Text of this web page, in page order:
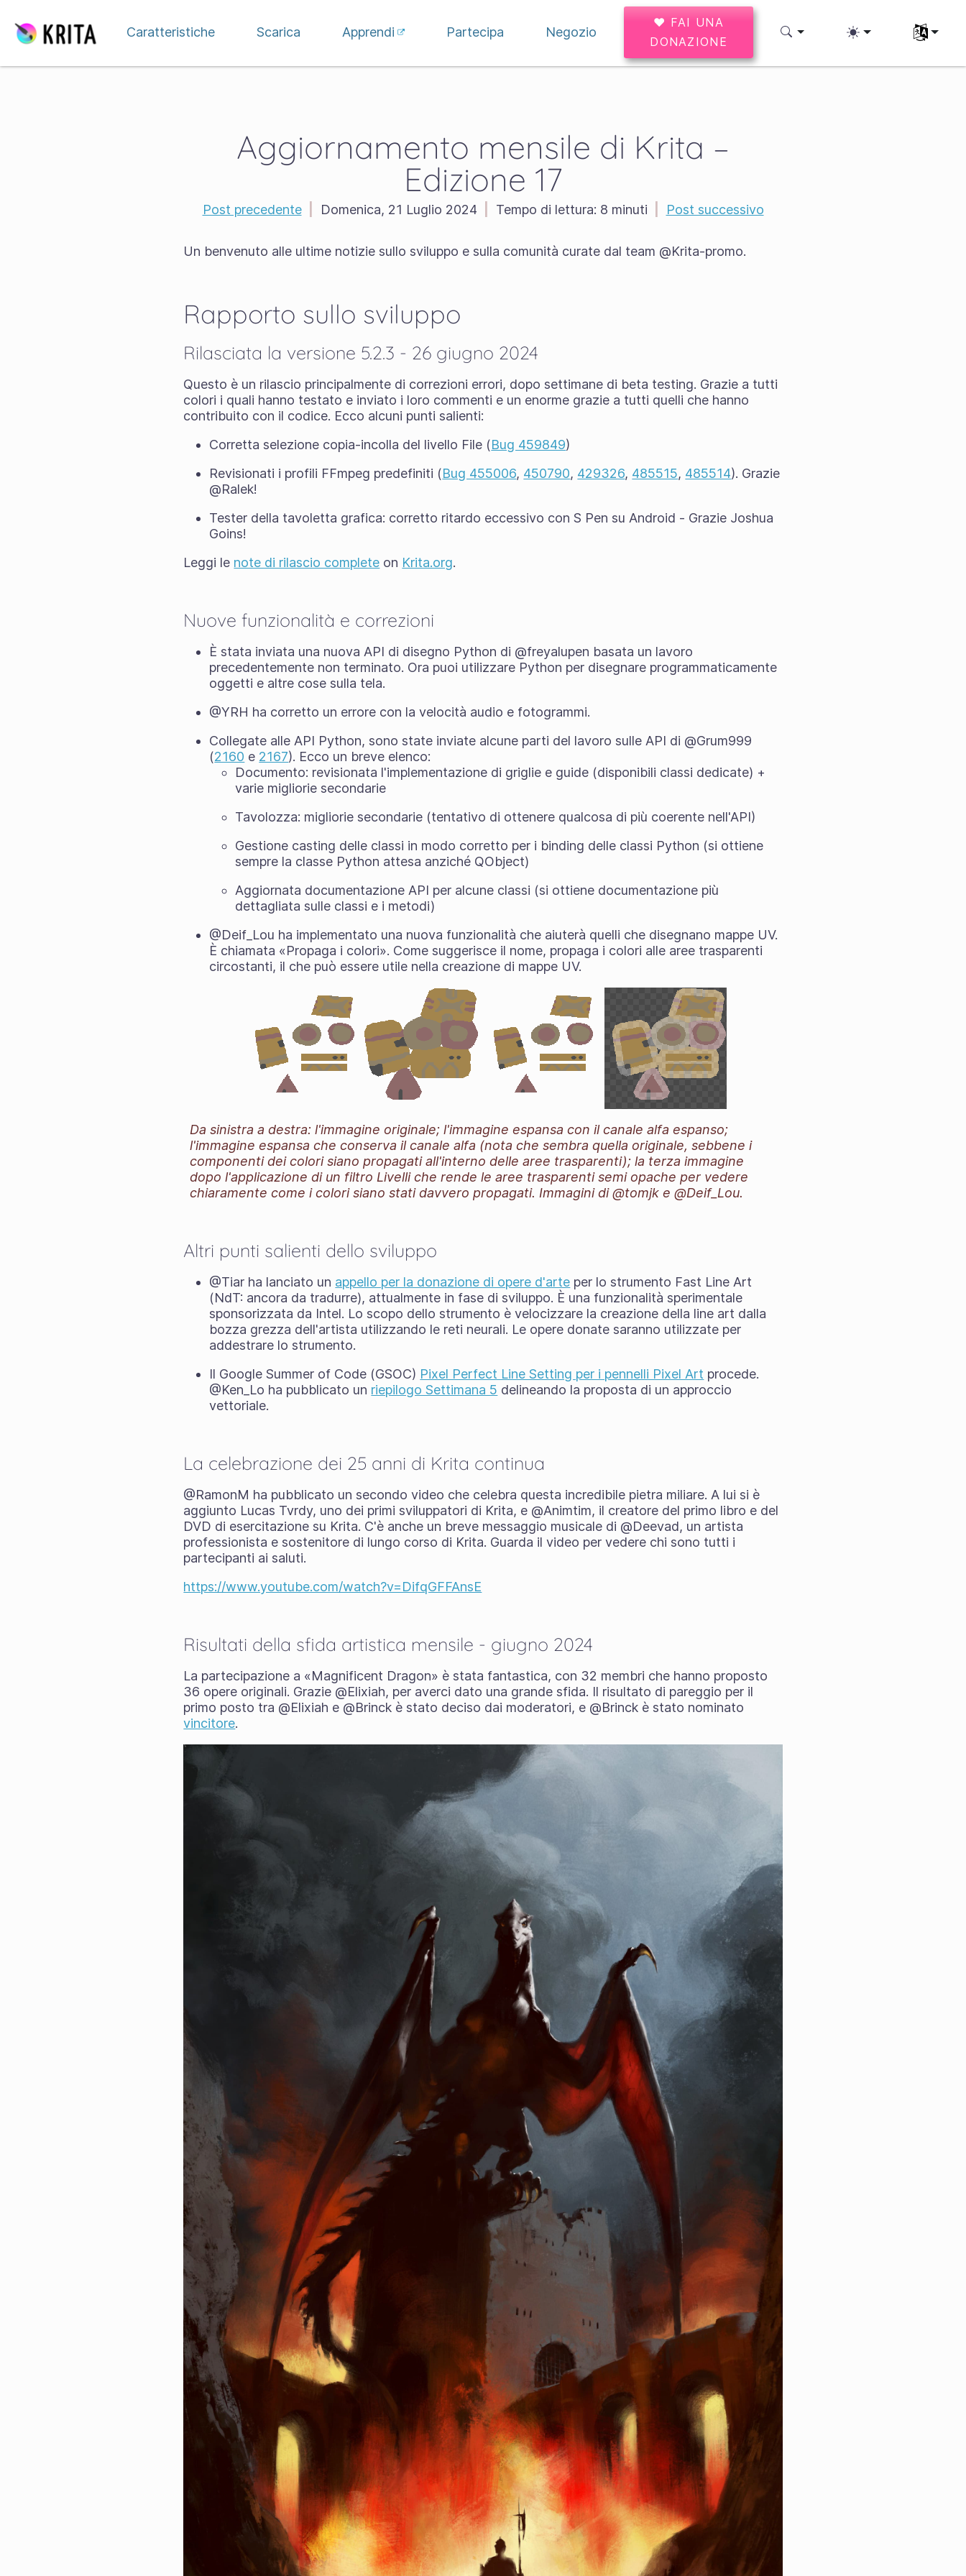
Caratteristiche
Scarica Apprendi Partecipa Negozio
♥ FAI UNA
DONAZIONE
Seleziona
Aggiornamento mensile di Krita –
Edizione 17
Post precedente Domenica, 21 Luglio 2024 Tempo di lettura: 8 minuti Post successivo
Un benvenuto alle ultime notizie sullo sviluppo e sulla comunità curate dal team @Krita-promo.
Rapporto sullo sviluppo
Rilasciata la versione 5.2.3 - 26 giugno 2024
Questo è un rilascio principalmente di correzioni errori, dopo settimane di beta testing. Grazie a tutti
colori i quali hanno testato e inviato i loro commenti e un enorme grazie a tutti quelli che hanno
contribuito con il codice. Ecco alcuni punti salienti:
Corretta selezione copia-incolla del livello File (Bug 459849)
Revisionati i profili FFmpeg predefiniti (Bug 455006, 450790, 429326, 485515, 485514). Grazie
@Ralek!
Tester della tavoletta grafica: corretto ritardo eccessivo con S Pen su Android - Grazie Joshua
Goins!
Leggi le note di rilascio complete on Krita.org.
Nuove funzionalità e correzioni
È stata inviata una nuova API di disegno Python di @freyalupen basata un lavoro
precedentemente non terminato. Ora puoi utilizzare Python per disegnare programmaticamente
oggetti e altre cose sulla tela.
@YRH ha corretto un errore con la velocità audio e fotogrammi.
Collegate alle API Python, sono state inviate alcune parti del lavoro sulle API di @Grum999
(2160 e 2167). Ecco un breve elenco:
Documento: revisionata l'implementazione di griglie e guide (disponibili classi dedicate) +
varie migliorie secondarie
Tavolozza: migliorie secondarie (tentativo di ottenere qualcosa di più coerente nell'API)
Gestione casting delle classi in modo corretto per i binding delle classi Python (si ottiene
sempre la classe Python attesa anziché QObject)
Aggiornata documentazione API per alcune classi (si ottiene documentazione più
dettagliata sulle classi e i metodi)
@Deif_Lou ha implementato una nuova funzionalità che aiuterà quelli che disegnano mappe UV.
È chiamata «Propaga i colori». Come suggerisce il nome, propaga i colori alle aree trasparenti
circostanti, il che può essere utile nella creazione di mappe UV.
Da sinistra a destra: l'immagine originale; l'immagine espansa con il canale alfa espanso;
l'immagine espansa che conserva il canale alfa (nota che sembra quella originale, sebbene i
componenti dei colori siano propagati all'interno delle aree trasparenti); la terza immagine
dopo l'applicazione di un filtro Livelli che rende le aree trasparenti semi opache per vedere
chiaramente come i colori siano stati davvero propagati. Immagini di @tomjk e @Deif_Lou.
Altri punti salienti dello sviluppo
@Tiar ha lanciato un appello per la donazione di opere d'arte per lo strumento Fast Line Art
(NdT: ancora da tradurre), attualmente in fase di sviluppo. È una funzionalità sperimentale
sponsorizzata da Intel. Lo scopo dello strumento è velocizzare la creazione della line art dalla
bozza grezza dell'artista utilizzando le reti neurali. Le opere donate saranno utilizzate per
addestrare lo strumento.
Il Google Summer of Code (GSOC) Pixel Perfect Line Setting per i pennelli Pixel Art procede.
@Ken_Lo ha pubblicato un riepilogo Settimana 5 delineando la proposta di un approccio
vettoriale.
La celebrazione dei 25 anni di Krita continua
@RamonM ha pubblicato un secondo video che celebra questa incredibile pietra miliare. A lui si è
aggiunto Lucas Tvrdy, uno dei primi sviluppatori di Krita, e @Animtim, il creatore del primo libro e del
DVD di esercitazione su Krita. C'è anche un breve messaggio musicale di @Deevad, un artista
professionista e sostenitore di lungo corso di Krita. Guarda il video per vedere chi sono tutti i
partecipanti ai saluti.
https://www.youtube.com/watch?v=DifqGFFAnsE
Risultati della sfida artistica mensile - giugno 2024
La partecipazione a «Magnificent Dragon» è stata fantastica, con 32 membri che hanno proposto
36 opere originali. Grazie @Elixiah, per averci dato una grande sfida. Il risultato di pareggio per il
primo posto tra @Elixiah e @Brinck è stato deciso dai moderatori, e @Brinck è stato nominato
vincitore.